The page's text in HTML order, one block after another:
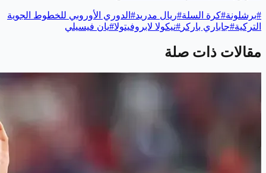
#برشلونة#كرة السلة#ريال مدريد# الدوري الأوروبي للخطوط الجوية
التركية#جاباري باركر #نيكولا لابروفيتولا#يان فيسيلي
مقالات ذات صلة